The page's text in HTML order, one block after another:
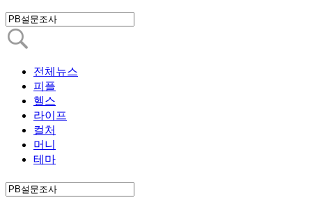
전체뉴스
피플
헬스
라이프
컬처
머니
테마